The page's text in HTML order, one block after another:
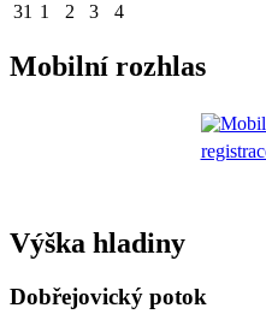
31 1 2 3 4
Mobilní rozhlas
Výška hladiny
Dobřejovický potok